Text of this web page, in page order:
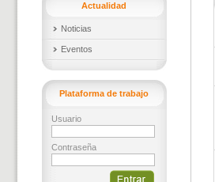
Actualidad
Noticias
Eventos
Plataforma de trabajo
Usuario
Contraseña